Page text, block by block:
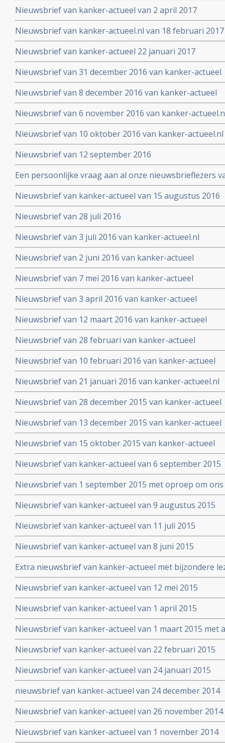
Nieuwsbrief van kanker-actueel van 2 april 2017
Nieuwsbrief van kanker-actueel.nl van 18 februari 2017
Nieuwsbrief van kanker-actueel 22 januari 2017
Nieuwsbrief van 31 december 2016 van kanker-actueel
Nieuwsbrief van 8 december 2016 van kanker-actueel
Nieuwsbrief van 6 november 2016 van kanker-
Nieuwsbrief van 10 oktober 2016 van kanker-actueel.nl
Nieuwsbrief van 12 september 2016
Een persoonlijke vraag aan al onze nieuwsbrieflezers
Nieuwsbrief van kanker-actueel van 15 augustus 2016
Nieuwsbrief van 28 juli 2016
Nieuwsbrief van 3 juli 2016 van kanker-actueel.nl
Nieuwsbrief van 2 juni 2016 van kanker-actueel
Nieuwsbrief van 7 mei 2016 van kanker-actueel
Nieuwsbrief van 3 april 2016 van kanker-actueel
Nieuwsbrief van 12 maart 2016 van kanker-actueel
Nieuwsbrief van 28 februari van kanker-actueel
Nieuwsbrief van 10 februari 2016 van kanker-actueel
Nieuwsbrief van 21 januari 2016 van kanker-actueel.nl
Nieuwsbrief van 28 december 2015 van kanker-actueel
Nieuwsbrief van 13 december 2015 van kanker-actueel
Nieuwsbrief van 15 oktober 2015 van kanker-actueel
Nieuwsbrief van kanker-actueel van 6 september 2015
Nieuwsbrief van 1 september 2015 met oproep om
Nieuwsbrief van kanker-actueel van 9 augustus 2015
Nieuwsbrief van kanker-actueel van 11 juli 2015
Nieuwsbrief van kanker-actueel van 8 juni 2015
Extra nieuwsbrief van kanker-actueel met bijzondere
Truth about cancer: Step outside the box op 25 mei
symposium
Nieuwsbrief van kanker-actueel van 12 mei 2015
Nieuwsbrief van kanker-actueel van 1 april 2015
Nieuwsbrief van kanker-actueel van 1 maart 2015 met
wetenschappelijk bewezen niet-toxische middelen en
Nieuwsbrief van kanker-actueel van 22 februari 2015
Nieuwsbrief van kanker-actueel van 24 januari 2015
nieuwsbrief van kanker-actueel van 24 december 2014
Nieuwsbrief van kanker-actueel van 26 november 2014
Nieuwsbrief van kanker-actueel van 1 november 2014